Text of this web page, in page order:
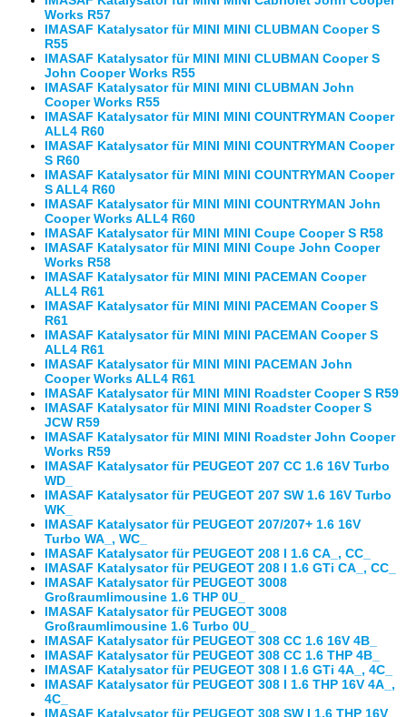
Works R57
IMASAF Katalysator für MINI MINI CLUBMAN Cooper S
R55
IMASAF Katalysator für MINI MINI CLUBMAN Cooper S
John Cooper Works R55
IMASAF Katalysator für MINI MINI CLUBMAN John
Cooper Works R55
IMASAF Katalysator für MINI MINI COUNTRYMAN Cooper
ALL4 R60
IMASAF Katalysator für MINI MINI COUNTRYMAN Cooper
S R60
IMASAF Katalysator für MINI MINI COUNTRYMAN Cooper
S ALL4 R60
IMASAF Katalysator für MINI MINI COUNTRYMAN John
Cooper Works ALL4 R60
IMASAF Katalysator für MINI MINI Coupe Cooper S R58
IMASAF Katalysator für MINI MINI Coupe John Cooper
Works R58
IMASAF Katalysator für MINI MINI PACEMAN Cooper
ALL4 R61
IMASAF Katalysator für MINI MINI PACEMAN Cooper S
R61
IMASAF Katalysator für MINI MINI PACEMAN Cooper S
ALL4 R61
IMASAF Katalysator für MINI MINI PACEMAN John
Cooper Works ALL4 R61
IMASAF Katalysator für MINI MINI Roadster Cooper S R59
IMASAF Katalysator für MINI MINI Roadster Cooper S
JCW R59
IMASAF Katalysator für MINI MINI Roadster John Cooper
Works R59
IMASAF Katalysator für PEUGEOT 207 CC 1.6 16V Turbo
WD_
IMASAF Katalysator für PEUGEOT 207 SW 1.6 16V Turbo
WK_
IMASAF Katalysator für PEUGEOT 207/207+ 1.6 16V
Turbo WA_, WC_
IMASAF Katalysator für PEUGEOT 208 I 1.6 CA_, CC_
IMASAF Katalysator für PEUGEOT 208 I 1.6 GTi CA_, CC_
IMASAF Katalysator für PEUGEOT 3008
Großraumlimousine 1.6 THP 0U_
IMASAF Katalysator für PEUGEOT 3008
Großraumlimousine 1.6 Turbo 0U_
IMASAF Katalysator für PEUGEOT 308 CC 1.6 16V 4B_
IMASAF Katalysator für PEUGEOT 308 CC 1.6 THP 4B_
IMASAF Katalysator für PEUGEOT 308 I 1.6 GTi 4A_, 4C_
IMASAF Katalysator für PEUGEOT 308 I 1.6 THP 16V 4A_,
4C_
IMASAF Katalysator für PEUGEOT 308 SW I 1.6 THP 16V